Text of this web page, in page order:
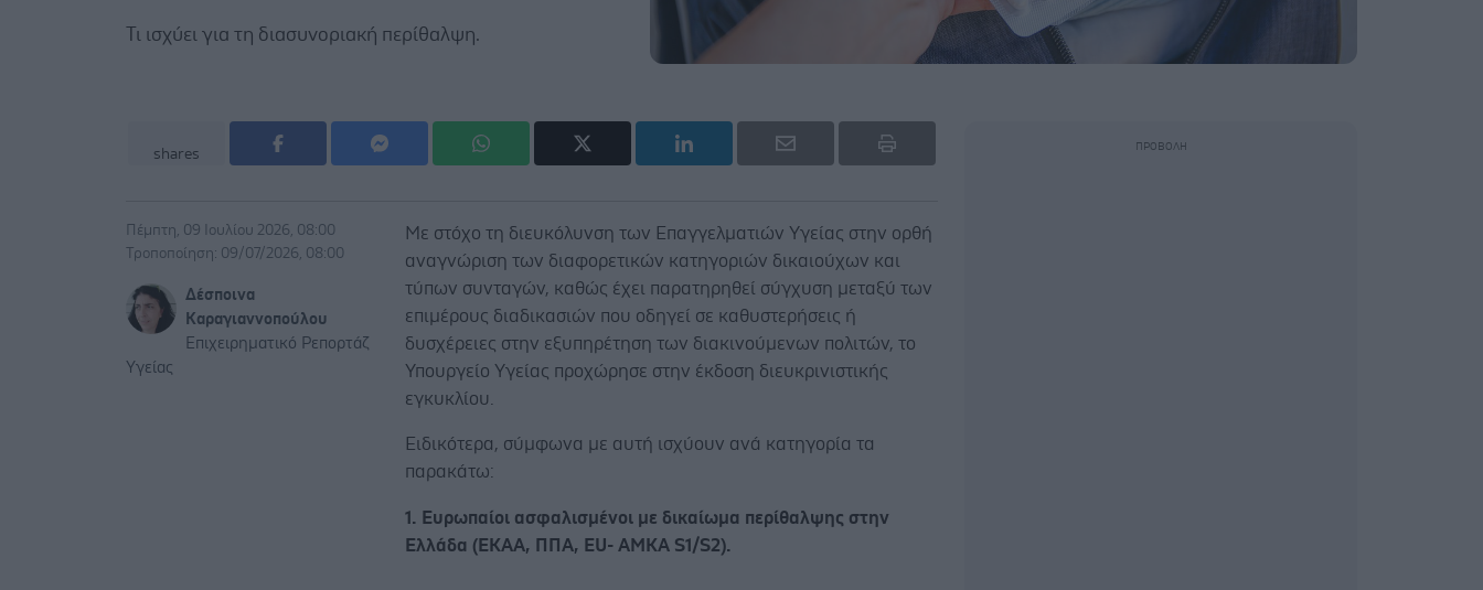
Τι ισχύει για τη διασυνοριακή περίθαλψη.
shares
Πέμπτη, 09 Ιουλίου 2026, 08:00
Τροποποίηση: 09/07/2026, 08:00
Δέσποινα
Καραγιαννοπούλου
Επιχειρηματικό Ρεπορτάζ
Υγείας
Με στόχο τη διευκόλυνση των Επαγγελματιών Υγείας στην ορθή
αναγνώριση των διαφορετικών κατηγοριών δικαιούχων και
τύπων συνταγών, καθώς έχει παρατηρηθεί σύγχυση μεταξύ των
επιμέρους διαδικασιών που οδηγεί σε καθυστερήσεις ή
δυσχέρειες στην εξυπηρέτηση των διακινούμενων πολιτών, το
Υπουργείο Υγείας προχώρησε στην έκδοση διευκρινιστικής
εγκυκλίου.
Ειδικότερα, σύμφωνα με αυτή ισχύουν ανά κατηγορία τα
παρακάτω:
1. Ευρωπαίοι ασφαλισμένοι με δικαίωμα περίθαλψης στην
Ελλάδα (ΕΚΑΑ, ΠΠΑ, EU- ΑΜΚΑ S1/S2).